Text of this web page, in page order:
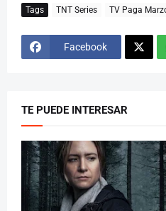
Tags TNT Series TV Paga
Facebook
TE PUEDE INTERESAR